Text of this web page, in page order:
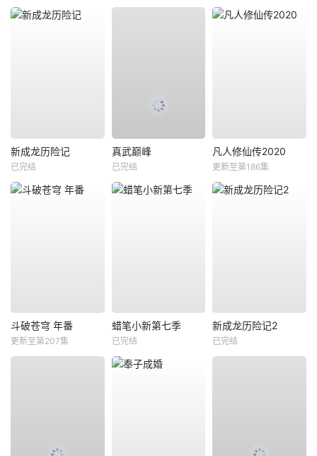
新成龙历险记
已完结
真武巅峰
已完结
凡人修仙传2020
更新至第186集
斗破苍穹 年番
更新至第207集
蜡笔小新第七季
已完结
新成龙历险记2
已完结